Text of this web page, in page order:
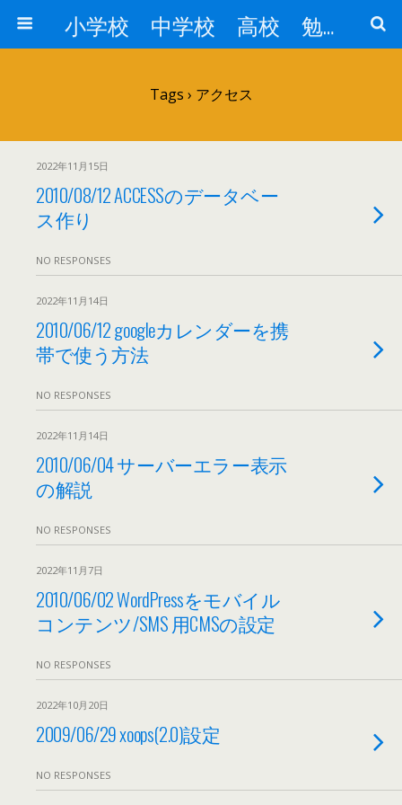
小学校 中学校 高校 勉強対策
Tags › アクセス
2022年11月15日
2010/08/12 ACCESSのデータベー
ス作り
NO RESPONSES
2022年11月14日
2010/06/12 googleカレンダーを携
帯で使う方法
NO RESPONSES
2022年11月14日
2010/06/04 サーバーエラー表示
の解説
NO RESPONSES
2022年11月7日
2010/06/02 WordPressをモバイル
コンテンツ/SMS 用CMSの設定
NO RESPONSES
2022年10月20日
2009/06/29 xoops(2.0)設定
NO RESPONSES